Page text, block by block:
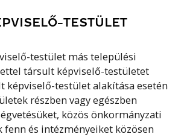
TESTÜLET
testület más települési
társult képviselő-testületet
képviselő-testület alakítása esetén
részben vagy egészben
közös önkormányzati
és intézményeiket közösen